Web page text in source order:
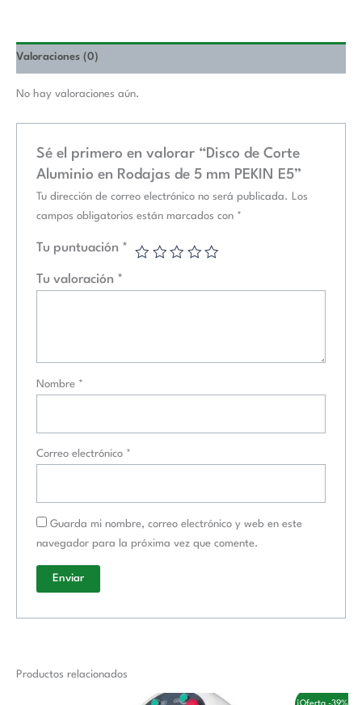
Valoraciones (0)
No hay valoraciones aún.
Sé el primero en valorar “Disco de Corte
Aluminio en Rodajas de 5 mm PEKIN E5”
Tu dirección de correo electrónico no será publicada.
Los
campos obligatorios están marcados con *
Tu puntuación *
Tu valoración *
Nombre *
Correo electrónico *
Guarda mi nombre, correo electrónico y web en este
navegador para la próxima vez que comente.
Productos relacionados